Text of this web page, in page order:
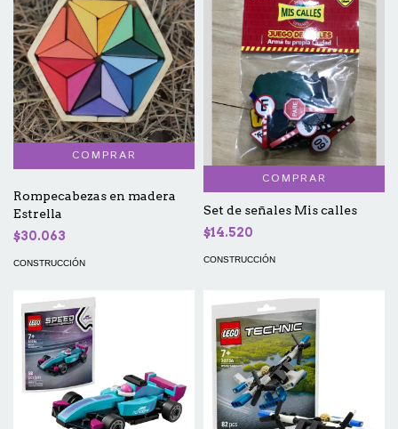
Rompecabezas en madera
Estrella
$30.063
CONSTRUCCIÓN
COMPRAR
Set de señales Mis calles
$14.520
CONSTRUCCIÓN